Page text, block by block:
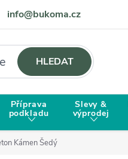
info@bukoma.cz
HLEDAT
Příprava
podkladu
Slevy &
výprodej
Kámen Šedý